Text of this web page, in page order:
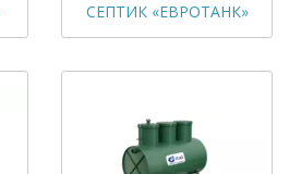
СЕПТИК «ЕВРОТАНК»